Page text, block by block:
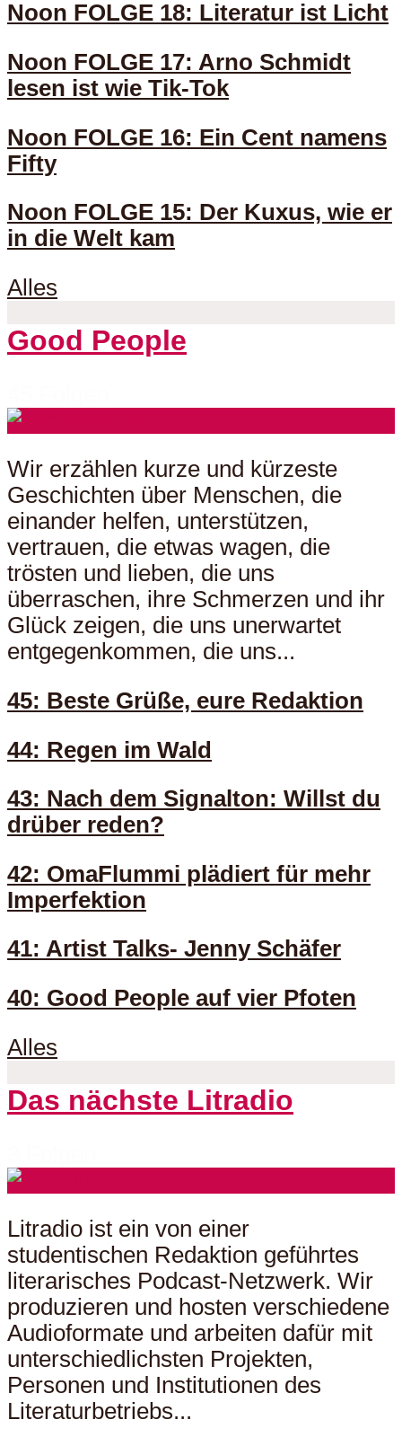
Noon FOLGE 18: Literatur ist Licht
Noon FOLGE 17: Arno Schmidt
lesen ist wie Tik-Tok
Noon FOLGE 16: Ein Cent namens
Fifty
Noon FOLGE 15: Der Kuxus, wie er
in die Welt kam
Alles
Good People
Wir erzählen kurze und kürzeste
Geschichten über Menschen, die
einander helfen, unterstützen,
vertrauen, die etwas wagen, die
trösten und lieben, die uns
überraschen, ihre Schmerzen und ihr
Glück zeigen, die uns unerwartet
entgegenkommen, die uns...
45: Beste Grüße, eure Redaktion
44: Regen im Wald
43: Nach dem Signalton: Willst du
drüber reden?
42: OmaFlummi plädiert für mehr
Imperfektion
41: Artist Talks- Jenny Schäfer
40: Good People auf vier Pfoten
Alles
Das nächste Litradio
Litradio ist ein von einer
studentischen Redaktion geführtes
literarisches Podcast-Netzwerk. Wir
produzieren und hosten verschiedene
Audioformate und arbeiten dafür mit
unterschiedlichsten Projekten,
Personen und Institutionen des
Literaturbetriebs...